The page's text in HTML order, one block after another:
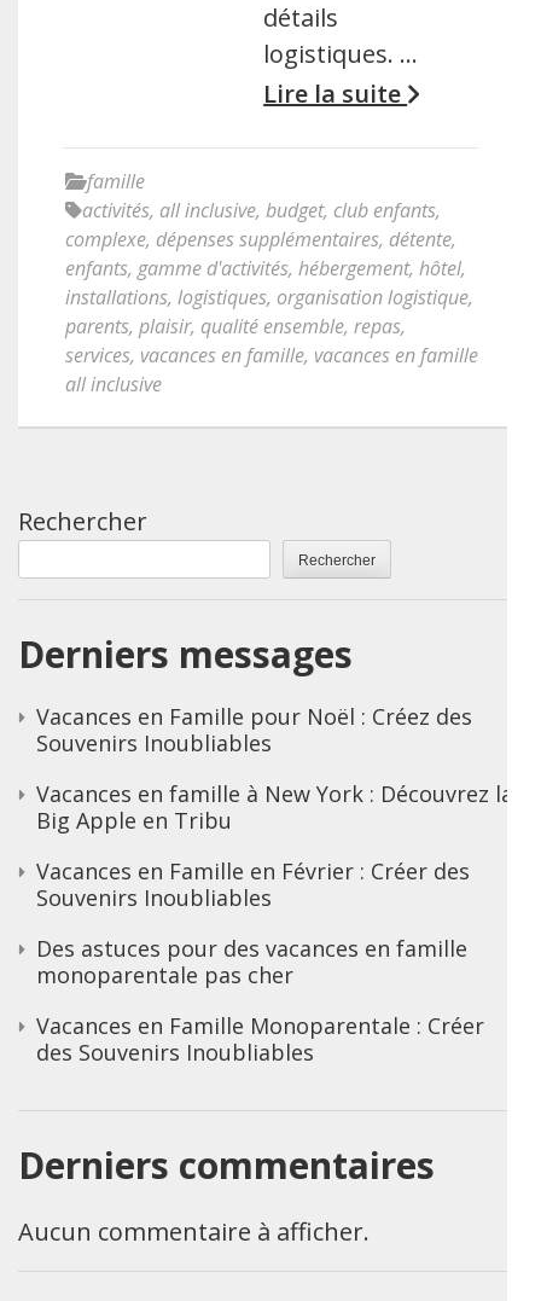
détails
logistiques. …
Lire la suite
famille
activités, all inclusive, budget, club enfants,
complexe, dépenses supplémentaires, détente,
enfants, gamme d'activités, hébergement, hôtel,
installations, logistiques, organisation logistique,
parents, plaisir, qualité ensemble, repas,
services, vacances en famille, vacances en famille
all inclusive
Rechercher
Rechercher
Derniers messages
Vacances en Famille pour Noël : Créez des
Souvenirs Inoubliables
Vacances en famille à New York : Découvrez la
Big Apple en Tribu
Vacances en Famille en Février : Créer des
Souvenirs Inoubliables
Des astuces pour des vacances en famille
monoparentale pas cher
Vacances en Famille Monoparentale : Créer
des Souvenirs Inoubliables
Derniers commentaires
Aucun commentaire à afficher.